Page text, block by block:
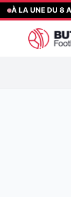
Aller
au
contenu
À LA UNE DU 8
: City prépare